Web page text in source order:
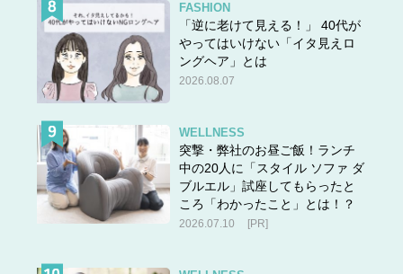
FASHION
「逆に老けて見える！」 40代が
やってはいけない「イタ見えロ
ングヘア」とは
2026.08.07
WELLNESS
突撃・弊社のお昼ご飯！ランチ
中の20人に「スタイル ソファ ダ
ブルエル」試座してもらったと
ころ「わかったこと」とは！？
2026.07.10 [PR]